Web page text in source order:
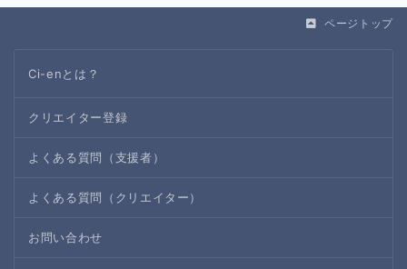
ページトップ
Ci-enとは？
クリエイター登録
よくある質問（支援者）
よくある質問（クリエイター）
お問い合わせ